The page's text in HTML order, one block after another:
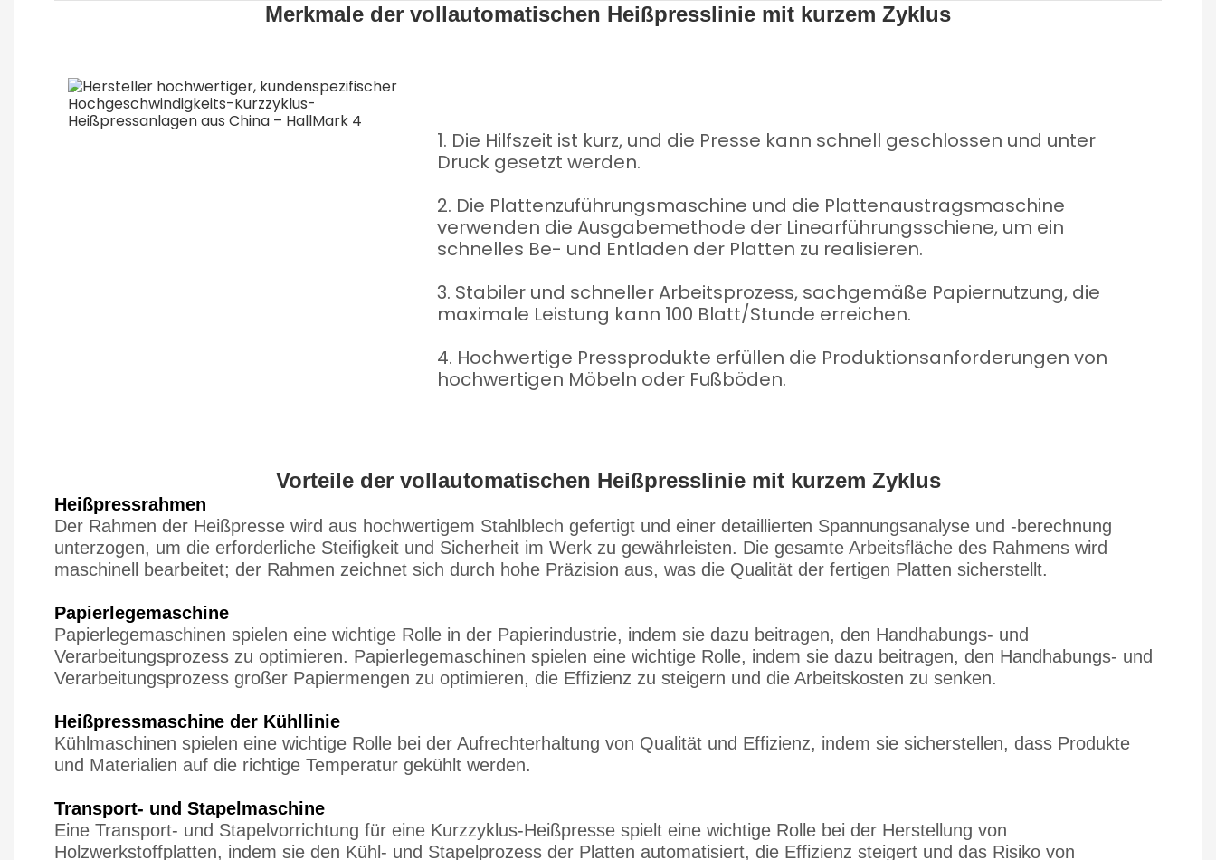
Merkmale der vollautomatischen Heißpresslinie mit kurzem Zyklus
1. Die Hilfszeit ist kurz, und die Presse kann schnell geschlossen und unter
Druck gesetzt werden.
2. Die Plattenzuführungsmaschine und die Plattenaustragsmaschine
verwenden die Ausgabemethode der Linearführungsschiene, um ein
schnelles Be- und Entladen der Platten zu realisieren.
3. Stabiler und schneller Arbeitsprozess, sachgemäße Papiernutzung, die
maximale Leistung kann 100 Blatt/Stunde erreichen.
4. Hochwertige Pressprodukte erfüllen die Produktionsanforderungen von
hochwertigen Möbeln oder Fußböden.
Vorteile der vollautomatischen Heißpresslinie mit kurzem Zyklus
Heißpressrahmen
Der Rahmen der Heißpresse wird aus hochwertigem Stahlblech gefertigt und einer detaillierten Spannungsanalyse und -berechnung
unterzogen, um die erforderliche Steifigkeit und Sicherheit im Werk zu gewährleisten. Die gesamte Arbeitsfläche des Rahmens wird
maschinell bearbeitet; der Rahmen zeichnet sich durch hohe Präzision aus, was die Qualität der fertigen Platten sicherstellt.
Papierlegemaschine
Papierlegemaschinen spielen eine wichtige Rolle in der Papierindustrie, indem sie dazu beitragen, den Handhabungs- und
Verarbeitungsprozess zu optimieren. Papierlegemaschinen spielen eine wichtige Rolle, indem sie dazu beitragen, den Handhabungs- und
Verarbeitungsprozess großer Papiermengen zu optimieren, die Effizienz zu steigern und die Arbeitskosten zu senken.
Heißpressmaschine der Kühllinie
Kühlmaschinen spielen eine wichtige Rolle bei der Aufrechterhaltung von Qualität und Effizienz, indem sie sicherstellen, dass Produkte
und Materialien auf die richtige Temperatur gekühlt werden.
Transport- und Stapelmaschine
Eine Transport- und Stapelvorrichtung für eine Kurzzyklus-Heißpresse spielt eine wichtige Rolle bei der Herstellung von
Holzwerkstoffplatten, indem sie den Kühl- und Stapelprozess der Platten automatisiert, die Effizienz steigert und das Risiko von